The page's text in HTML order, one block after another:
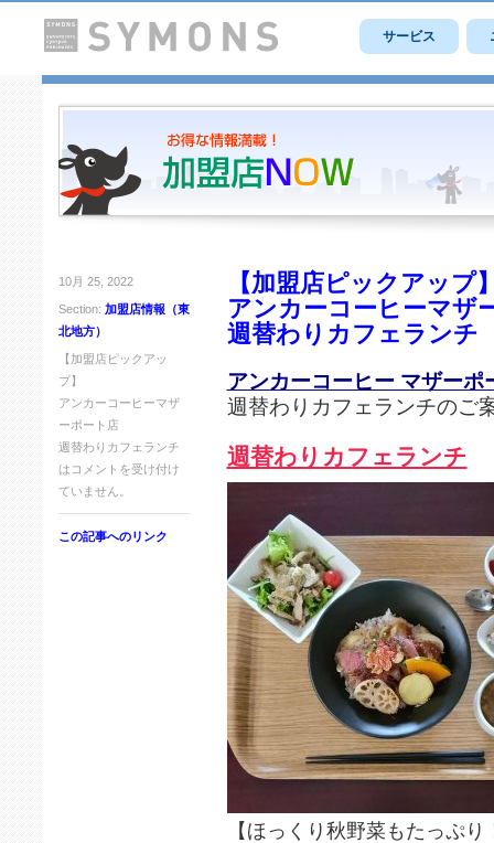
サービス
10月 25, 2022
Section: 加盟店情報（東
北地方）
【加盟店ピックアッ
プ】
アンカーコーヒーマザ
ーポート店
週替わりカフェランチ
は コメントを受け付け
ていません。
この記事へのリンク
【加盟店ピックアップ
アンカーコーヒーマザ
週替わりカフェランチ
アンカーコーヒー マザーポ
週替わりカフェランチのご
週替わりカフェランチ
【ほっくり秋野菜もたっぷ